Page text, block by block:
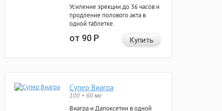
Усиление эрекции до 36 часов и
продление полового акта в
одной таблетке.
от 90Р Купить
Супер Виагра
100 + 60 мг
Виагра и Дапоксетин в одной